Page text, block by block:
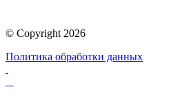
© Copyright 2026
Политика обработки данных